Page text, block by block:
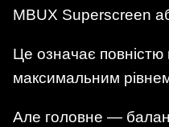
MBUX Superscreen
Це означає повністю
максимальним рівнем
Але головне —